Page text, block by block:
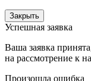
Закрыть
Успешная заявка
Ваша заявка
на рассмотрение к
Произошла ошибка